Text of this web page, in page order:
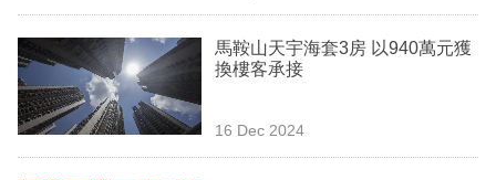
商
業
科
技
馬鞍山天宇海套3房 以940萬元獲
換樓客承接
16 Dec 2024